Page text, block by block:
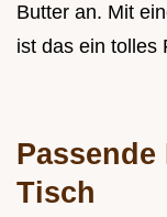
Butter an. Mit
ist das ein tolles
Tisch